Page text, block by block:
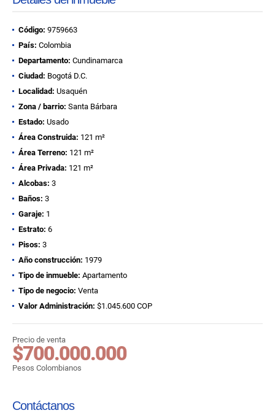
Código: 9759663
País: Colombia
Departamento: Cundinamarca
Ciudad: Bogotá D.C.
Localidad: Usaquén
Zona / barrio: Santa Bárbara
Estado: Usado
Área Construida: 121 m²
Área Terreno: 121 m²
Área Privada: 121 m²
Alcobas: 3
Baños: 3
Garaje: 1
Estrato: 6
Pisos: 3
Año construcción: 1979
Tipo de inmueble: Apartamento
Tipo de negocio: Venta
Valor Administración: $1.045.600 COP
Precio de venta
$700.000.000
Pesos Colombianos
Contáctanos